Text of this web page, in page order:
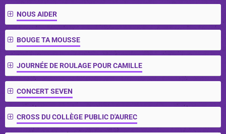
NOUS AIDER
BOUGE TA MOUSSE
JOURNÉE DE ROULAGE POUR CAMILLE
CONCERT SEVEN
CROSS DU COLLÈGE PUBLIC D'AUREC